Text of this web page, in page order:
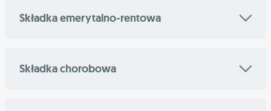
Składka emerytalno-rentowa
Składka chorobowa